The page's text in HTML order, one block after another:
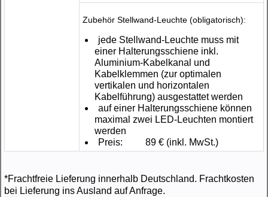
Zubehör Stellwand-Leuchte (obligatorisch):
jede Stellwand-Leuchte muss mit
einer Halterungsschiene inkl.
Aluminium-Kabelkanal und
Kabelklemmen (zur optimalen
vertikalen und horizontalen
Kabelführung) ausgestattet werden
auf einer Halterungsschiene können
maximal zwei LED-Leuchten montiert
werden
Preis:
89 € (inkl. MwSt.)
*Frachtfreie Lieferung innerhalb Deutschland. Frachtkosten
bei Lieferung ins Ausland auf Anfrage.